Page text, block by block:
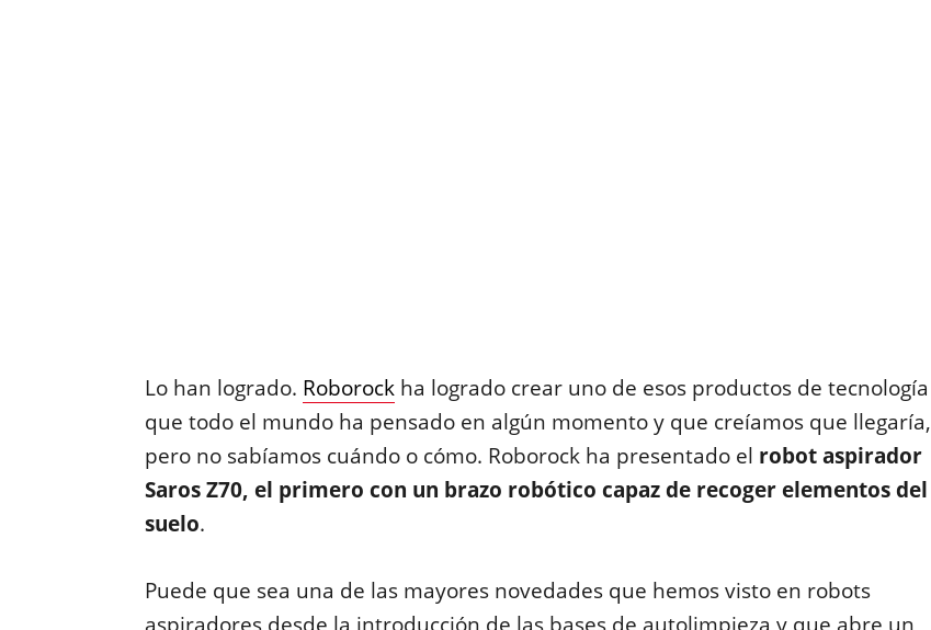
Lo han logrado. Roborockha logrado crear uno de esos productos de tecnología
que todo el mundo ha pensado en algún momento y que creíamos que llegaría,
pero no sabíamos cuándo o cómo. Roborock ha presentado el robot aspirador
Saros Z70, el primero con un brazo robótico capaz de recoger elementos del
suelo.
Puede que sea una de las mayores novedades que hemos visto en robots